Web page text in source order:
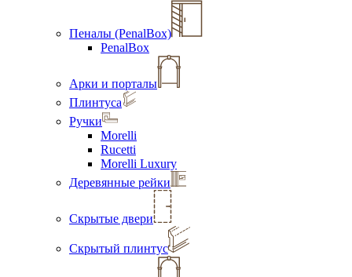
Пеналы (PenalBox)
PenalBox
Арки и порталы
Плинтуса
Ручки
Morelli
Rucetti
Morelli Luxury
Деревянные рейки
Скрытые двери
Скрытый плинтус